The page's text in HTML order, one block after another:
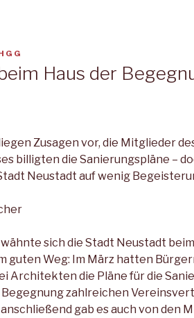
Haus der
Zusagen vor, die Mitglieder
billigten die Sanierungspläne –
Neustadt auf wenig
sich die Stadt Neustadt beim
guten Weg: Im März hatten
Architekten die Pläne für die
Begegnung zahlreichen
gab es auch von den